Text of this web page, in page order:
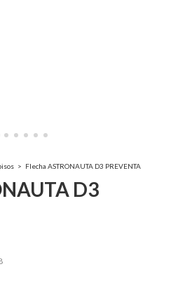
> Flecha ASTRONAUTA D3 PREVENTA
D3